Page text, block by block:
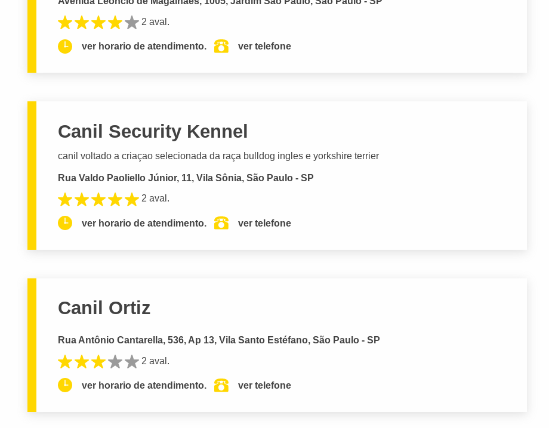
2 aval.
ver horario de atendimento. ver telefone
Canil Security Kennel
canil voltado a criaçao selecionada da raça bulldog ingles e yorkshire terrier
Rua Valdo Paoliello Júnior, 11, Vila Sônia, São Paulo - SP
2 aval.
ver horario de atendimento. ver telefone
Canil Ortiz
Rua Antônio Cantarella, 536, Ap 13, Vila Santo Estéfano, São Paulo - SP
2 aval.
ver horario de atendimento. ver telefone